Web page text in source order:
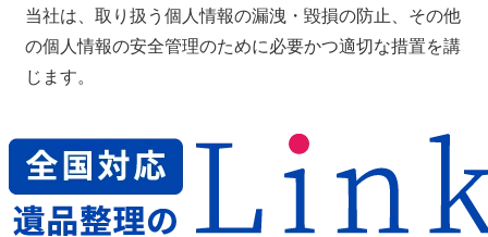
当社は、取り扱う個人情報の漏洩・毀損の防止、その他
の個人情報の安全管理のために必要かつ適切な措置を講
じます。